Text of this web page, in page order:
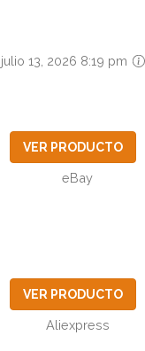
13, 2026 8:19 pm
VER PRODUCTO
eBay
VER PRODUCTO
Aliexpress